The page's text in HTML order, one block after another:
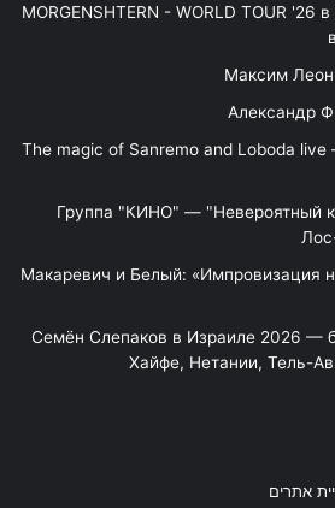
MORGENSHTERN - WORLD TOUR '26
Максим
Александр
"The magic of Sanremo and Loboda
Группа "КИНО" — "Невероятный
Макаревич и Белый: «Импровизация
Семён Слепаков в Израиле 2026 —
Хайфе, Нетании, Тель-